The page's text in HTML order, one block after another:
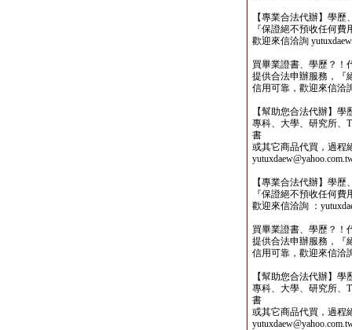
【專業合法代辦】學
『保證絕不預收任何
歡迎來信洽詢
買畢業證書、學歷？！
提供合法申辦服務，『
信用可靠，歡迎來信洽
【幫助您合法代辦】
專科、大學、研究所、
書
或其它商品代買，過程
【專業合法代辦】學
『保證絕不預收任何
歡迎來信洽詢 ：
買畢業證書、學歷？！
提供合法申辦服務，『
信用可靠，歡迎來信洽
【幫助您合法代辦】
專科、大學、研究所、
書
或其它商品代買，過程